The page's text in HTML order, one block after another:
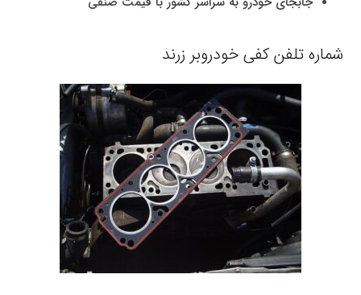
شماره تلفن کفی خودروبر زرند